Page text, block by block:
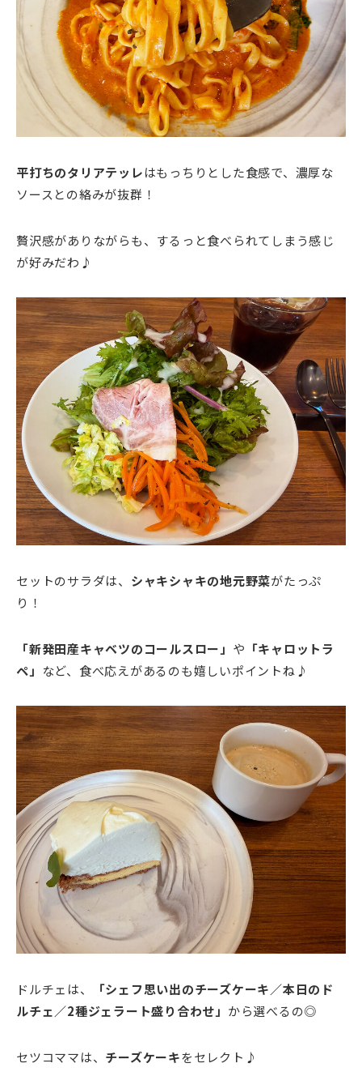
平打ちのタリアテッレはもっちりとした食感で、濃厚な
ソースとの絡みが抜群！
贅沢感がありながらも、するっと食べられてしまう感じ
が好みだわ♪
セットのサラダは、 シャキシャキの地元野菜がたっぷ
り！
「新発田産キャベツのコールスロー」 や 「キャロットラ
ペ」 など、食べ応えがあるのも嬉しいポイントね♪
ドルチェは、
「シェフ思い出のチーズケーキ／本日のド
ルチェ／2種ジェラート盛り合わせ」 から選べるの◎
セツコママは、 チーズケーキをセレクト♪